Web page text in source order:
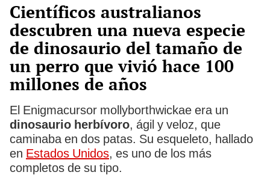
Científicos australianos
descubren una nueva especie
de dinosaurio del tamaño de
un perro que vivió hace 100
millones de años
El Enigmacursor mollyborthwickae era un
dinosaurio herbívoro, ágil y veloz, que
caminaba en dos patas. Su esqueleto, hallado
en Estados Unidos, es uno de los más
completos de su tipo.